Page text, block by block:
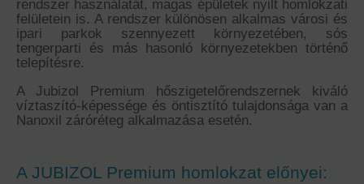
rendszer használatát, magas épületek nyilt homlokzati
felületein is. A rendszer különösen alkalmas városi és
ipari parkok szennyezett környezetében, sós
tengerparti és más hasonló környezetekben történő
telepítésre.
A Jubizol Premium hőszigetelőrendszernek kiváló
víztaszító-képessége és öntisztító tulajdonsága van a
Nanoxil záróréteg alkalmazása esetén.
A JUBIZOL Premium homlokzat előnyei: